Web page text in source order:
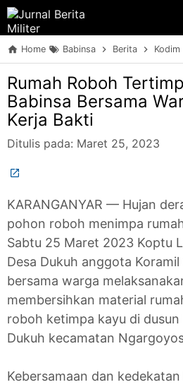
Home Babinsa Berita Kodim
Rumah Roboh
Babinsa Bersama
Kerja Bakti
Ditulis pada: Maret 25, 2023
KARANGANYAR — Hujan
pohon roboh menimpa
Sabtu 25 Maret 2023 Koptu
Desa Dukuh anggota
bersama warga
membersihkan material
roboh ketimpa kayu di dusun
Dukuh kecamatan
Kebersamaan dan